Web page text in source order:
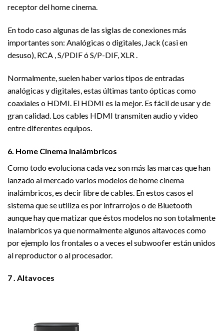
receptor del home cinema.
En todo caso algunas de las siglas de conexiones más
importantes son: Analógicas o digitales, Jack (casi en
desuso), RCA , S/PDIF ó S/P-DIF, XLR .
Normalmente, suelen haber varios tipos de entradas
analógicas y digitales, estas últimas tanto ópticas como
coaxiales o HDMI. El HDMI es la mejor. Es fácil de usar y de
gran calidad. Los cables HDMI transmiten audio y video
entre diferentes equipos.
6. Home Cinema Inalámbricos
Como todo evoluciona cada vez son más las marcas que han
lanzado al mercado varios modelos de home cinema
inalámbricos, es decir libre de cables. En estos casos el
sistema que se utiliza es por infrarrojos o de Bluetooth
aunque hay que matizar que éstos modelos no son totalmente
inalambricos ya que normalmente algunos altavoces como
por ejemplo los frontales o a veces el subwoofer están unidos
al reproductor o al procesador.
7 . Altavoces